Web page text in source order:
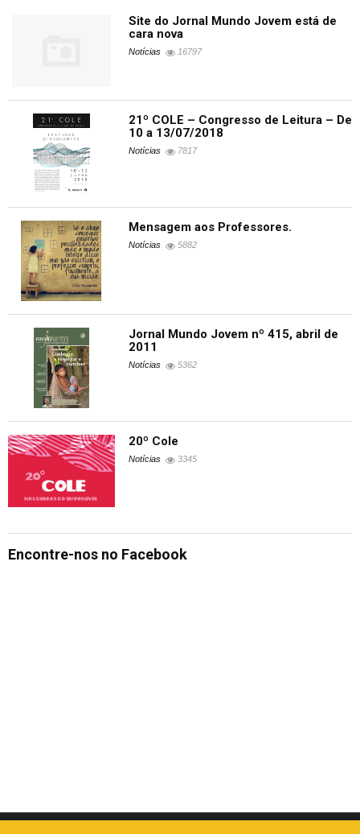
Site do Jornal Mundo Jovem está de
cara nova
Notícias 16797
21º COLE – Congresso de Leitura – De
10 a 13/07/2018
Notícias 7817
Mensagem aos Professores.
Notícias 5882
Jornal Mundo Jovem nº 415, abril de
2011
Notícias 5362
20º Cole
Notícias 3345
Encontre-nos no Facebook